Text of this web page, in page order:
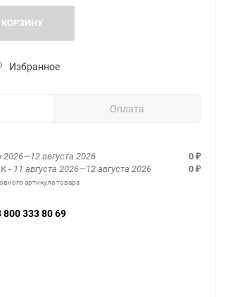
КОРЗИНУ
Избранное
Оплата
2026—12 августа 2026 0 ₽
- 11 августа 2026—12 августа 2026 0 ₽
артикула товара
800 333 80 69